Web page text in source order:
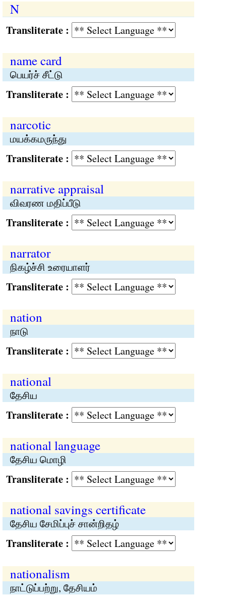
N
:
name card
பெயர்ச் சீட்டு
:
narcotic
மயக்கமருந்து
:
narrative appraisal
விவரண மதிப்பீடு
:
narrator
நிகழ்ச்சி உரையாளர்
:
nation
நாடு
:
national
தேசிய
:
national language
தேசிய மொழி
:
national savings certificate
தேசிய சேமிப்புச் சான்றிதழ்
:
nationalism
நாட்டுப்பற்று, தேசியம்